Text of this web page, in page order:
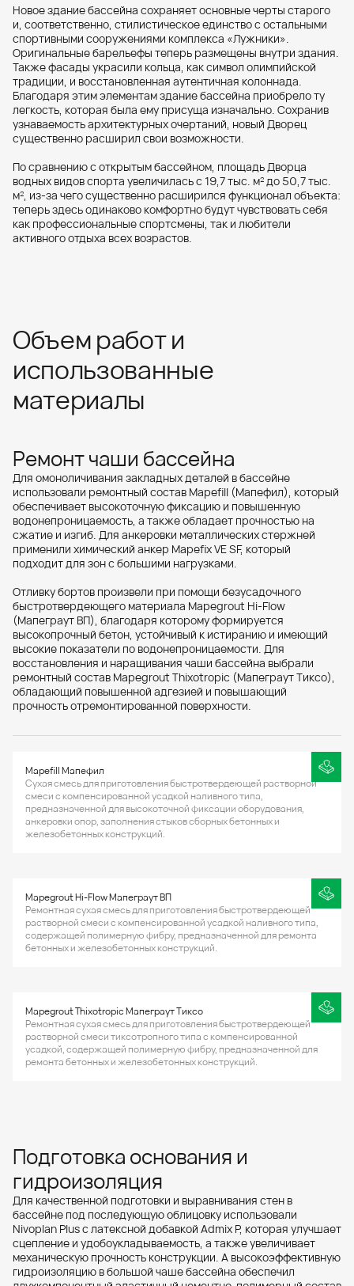
Новое здание бассейна сохраняет основные черты старого
и, соответственно, стилистическое единство с остальными
спортивными сооружениями комплекса «Лужники».
Оригинальные барельефы теперь размещены внутри здания.
Также фасады украсили кольца, как символ олимпийской
традиции, и восстановленная аутентичная колоннада.
Благодаря этим элементам здание бассейна приобрело ту
легкость, которая была ему присуща изначально. Сохранив
узнаваемость архитектурных очертаний, новый Дворец
существенно расширил свои возможности.
По сравнению с открытым бассейном, площадь Дворца
водных видов спорта увеличилась с 19,7 тыс. м2 до 50,7 тыс.
м2, из-за чего существенно расширился функционал объекта:
теперь здесь одинаково комфортно будут чувствовать себя
как профессиональные спортсмены, так и любители
активного отдыха всех возрастов.
Объем работ и
использованные
материалы
Ремонт чаши бассейна
Для омоноличивания закладных деталей в бассейне
использовали ремонтный состав Mapefill (Мапефил), который
обеспечивает высокоточную фиксацию и повышенную
водонепроницаемость, а также обладает прочностью на
сжатие и изгиб. Для анкеровки металлических стержней
применили химический анкер Mapefix VE SF, который
подходит для зон с большими нагрузками.
Отливку бортов произвели при помощи безусадочного
быстротвердеющего материала Mapegrout Hi-Flow
(Мапеграут ВП), благодаря которому формируется
высокопрочный бетон, устойчивый к истиранию и имеющий
высокие показатели по водонепроницаемости. Для
восстановления и наращивания чаши бассейна выбрали
ремонтный состав Mapegrout Thixotropic (Мапеграут Тиксо),
обладающий повышенной адгезией и повышающий
прочность отремонтированной поверхности.
Mapefill Мапефил
Сухая смесь для приготовления быстротвердеющей растворной
смеси с компенсированной усадкой наливного типа,
предназначенной для высокоточной фиксации оборудования,
анкеровки опор, заполнения стыков сборных бетонных и
железобетонных конструкций.
Mapegrout Hi-Flow Мапеграут ВП
Ремонтная сухая смесь для приготовления быстротвердеющей
растворной смеси с компенсированной усадкой наливного типа,
содержащей полимерную фибру, предназначенной для ремонта
бетонных и железобетонных конструкций.
Mapegrout Thixotropic Мапеграут Тиксо
Ремонтная сухая смесь для приготовления быстротвердеющей
растворной смеси тиксотропного типа с компенсированной
усадкой, содержащей полимерную фибру, предназначенной для
ремонта бетонных и железобетонных конструкций.
Подготовка основания и
гидроизоляция
Для качественной подготовки и выравнивания стен в
бассейне под последующую облицовку использовали
Nivoplan Plus с латексной добавкой Admix P, которая улучшает
сцепление и удобоукладываемость, а также увеличивает
механическую прочность конструкции. А высокоэффективную
гидроизоляцию в большой чаше бассейна обеспечил